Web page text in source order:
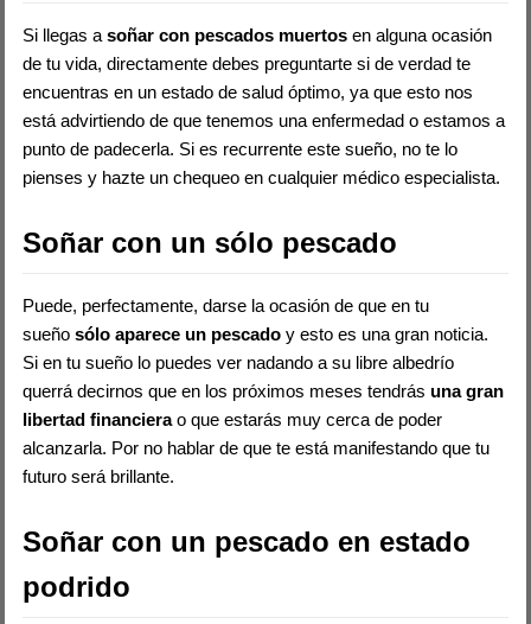
Si llegas asoñar con pescados muertos en alguna ocasión
de tu vida, directamente debes preguntarte si de verdad te
encuentras en un estado de salud óptimo, ya que esto nos
está advirtiendo de que tenemos una enfermedad o estamos a
punto de padecerla. Si es recurrente este sueño, no te lo
pienses y hazte un chequeo en cualquier médico especialista.
Soñar con un sólo pescado
Puede, perfectamente, darse la ocasión de que en tu
sueñosólo aparece un pescado y esto es una gran noticia.
Si en tu sueño lo puedes ver nadando a su libre albedrío
querrá decirnos que en los próximos meses tendrás una gran
libertad financierao que estarás muy cerca de poder
alcanzarla. Por no hablar de que te está manifestando que tu
futuro será brillante.
Soñar con un pescado en estado
podrido